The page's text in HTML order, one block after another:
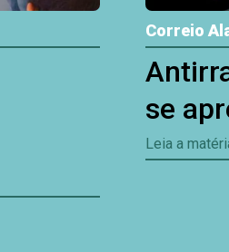
Correio
se
Leia a